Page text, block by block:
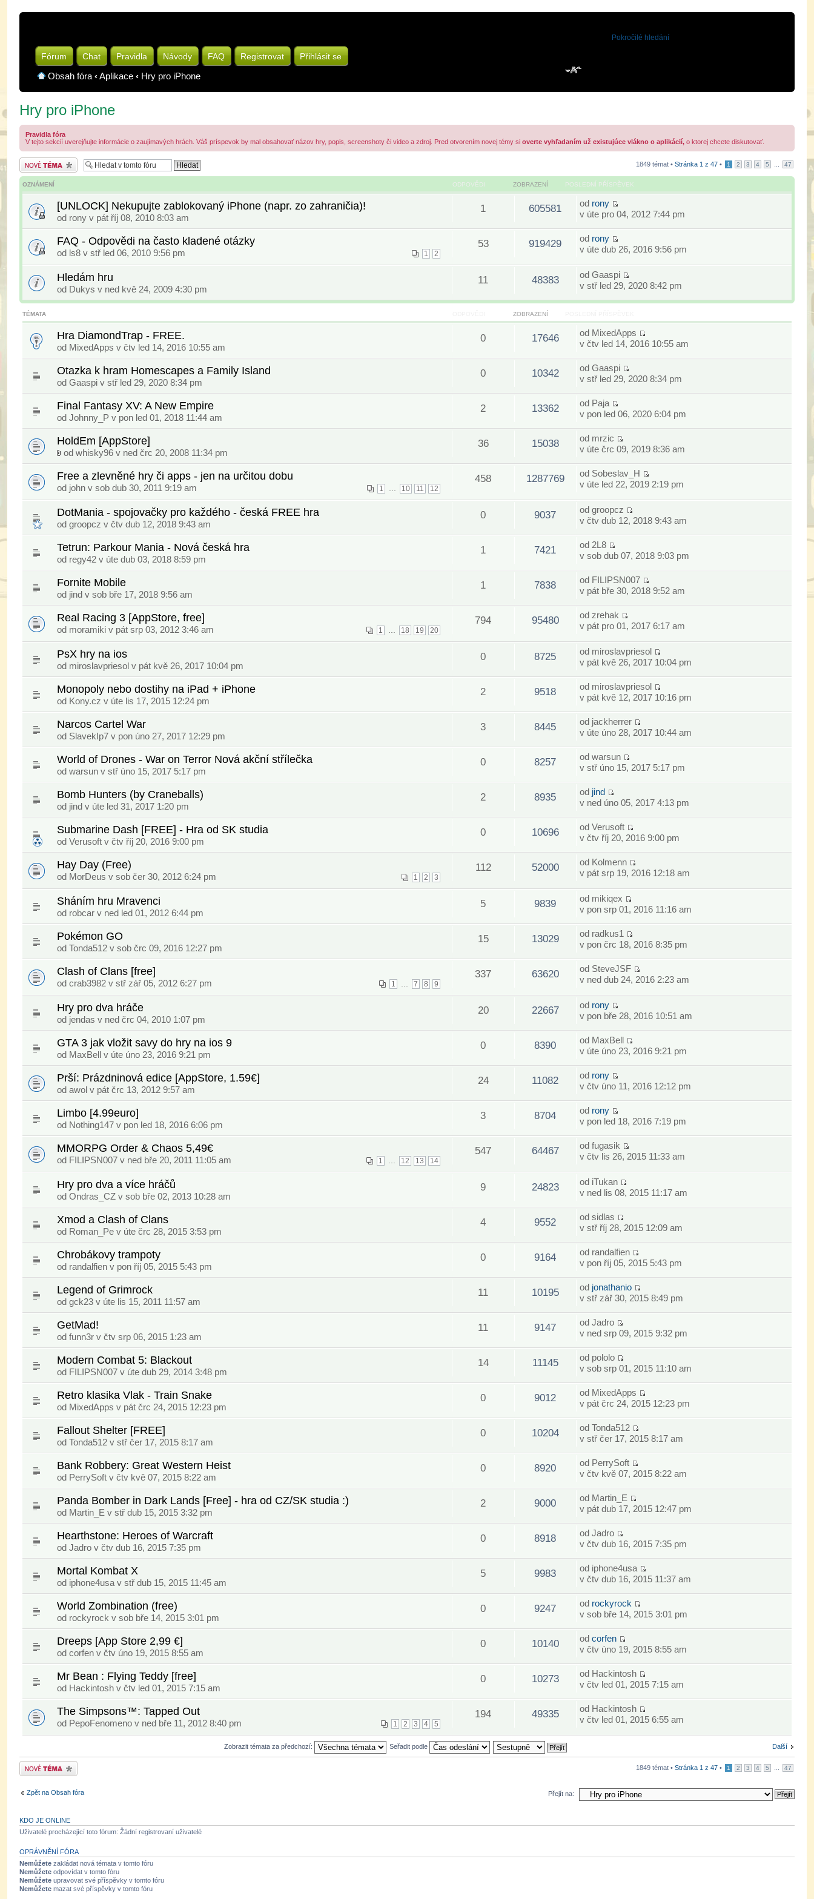
Fórum Chat Pravidla Návody FAQ Registrovat Přihlásit se
Obsah fóra ‹Aplikace ‹ Hry pro iPhone
Pokročilé hledání
Hry pro iPhone
Pravidla fóra
V tejto sekcií uverejňujte informácie o zaujímavých hrách. Váš príspevok by mal obsahovať názov hry, popis, screenshoty či video a zdroj. Pred otvorením novej témy si overte vyhľadaním už existujúce vlákno o aplikácií, o ktorej chcete diskutovať.
Odeslat nové téma 1849 témat • Stránka 1 z 47 • 1 2 3 4 5 47
OZNÁMENÍ ODPOVĚDI ZOBRAZENÍ POSLEDNÍ PŘÍSPĚVEK
[UNLOCK] Nekupujte zablokovaný iPhone (napr. zo zahraničia)!
od rony v pát říj 08, 2010 8:03 am
1 605581 od rony
v úte pro 04, 2012 7:44 pm
FAQ - Odpovědi na často kladené otázky
1 2
od ls8 v stř led 06, 2010 9:56 pm
53 919429 od rony
v úte dub 26, 2016 9:56 pm
Hledám hru
od Dukys v ned kvě 24, 2009 4:30 pm
11 48383 odGaaspi
v stř led 29, 2020 8:42 pm
TÉMATA ZOBRAZENÍ
Hra DiamondTrap - FREE.
od MixedApps v čtv led 14, 2016 10:55 am
0 17646 od MixedApps
v čtv led 14, 2016 10:55 am
Otazka k hram Homescapes a Family Island
od Gaaspi v stř led 29, 2020 8:34 pm
0 10342 odGaaspi
v stř led 29, 2020 8:34 pm
Final Fantasy XV: A New Empire
od Johnny_P v pon led 01, 2018 11:44 am
2 13362 od Paja
v pon led 06, 2020 6:04 pm
HoldEm [AppStore]
od whisky96 v ned črc 20, 2008 11:34 pm
36 15038 od mrzic
v úte črc 09, 2019 8:36 am
Free a zlevněné hry či apps - jen na určitou dobu
1 10 11 12
od john v sob dub 30, 2011 9:19 am
458 1287769 od Sobeslav_H
v úte led 22, 2019 2:19 pm
DotMania - spojovačky pro každého - česká FREE hra
od groopcz v čtv dub 12, 2018 9:43 am
0 9037 odgroopcz
v čtv dub 12, 2018 9:43 am
Tetrun: Parkour Mania - Nová česká hra
od regy42 v úte dub 03, 2018 8:59 pm
1 7421 od 2L8
v sob dub 07, 2018 9:03 pm
Fornite Mobile
od jind v sob bře 17, 2018 9:56 am
1 7838 od FILIPSN007
v pát bře 30, 2018 9:52 am
Real Racing 3 [AppStore, free]
1 18 19 20
od moramiki v pát srp 03, 2012 3:46 am
794 95480 od zrehak
v pát pro 01, 2017 6:17 am
PsX hry na ios
od miroslavpriesol v pát kvě 26, 2017 10:04 pm
0 8725 od miroslavpriesol
v pát kvě 26, 2017 10:04 pm
Monopoly nebo dostihy na iPad + iPhone
od Kony.cz v úte lis 17, 2015 12:24 pm
2 9518 od miroslavpriesol
v pát kvě 12, 2017 10:16 pm
Narcos Cartel War
od SlavekIp7 v pon úno 27, 2017 12:29 pm
3 8445 od jackherrer
v úte úno 28, 2017 10:44 am
World of Drones - War on Terror Nová akční střílečka
od warsun v stř úno 15, 2017 5:17 pm
0 8257 odwarsun
v stř úno 15, 2017 5:17 pm
Bomb Hunters (by Craneballs)
od jind v úte led 31, 2017 1:20 pm
2 8935 od jind
v ned úno 05, 2017 4:13 pm
Submarine Dash [FREE] - Hra od SK studia
od Verusoft v čtv říj 20, 2016 9:00 pm
0 10696 odVerusoft
v čtv říj 20, 2016 9:00 pm
Hay Day (Free)
1 2 3
od MorDeus v sob čer 30, 2012 6:24 pm
112 52000 od Kolmenn
v pát srp 19, 2016 12:18 am
Sháním hru Mravenci
od robcar v ned led 01, 2012 6:44 pm
5 9839 od mikiqex
v pon srp 01, 2016 11:16 am
Pokémon GO
od Tonda512 v sob črc 09, 2016 12:27 pm
15 13029 od radkus1
v pon črc 18, 2016 8:35 pm
Clash of Clans [free]
1 7 8 9
od crab3982 v stř zář 05, 2012 6:27 pm
337 63620 od SteveJSF
v ned dub 24, 2016 2:23 am
Hry pro dva hráče
od jendas v ned črc 04, 2010 1:07 pm
20 22667 od rony
v pon bře 28, 2016 10:51 am
GTA 3 jak vložit savy do hry na ios 9
od MaxBell v úte úno 23, 2016 9:21 pm
0 8390 od MaxBell
v úte úno 23, 2016 9:21 pm
Prší: Prázdninová edice [AppStore, 1.59€]
od awol v pát črc 13, 2012 9:57 am
24 11082 od rony
v čtv úno 11, 2016 12:12 pm
Limbo [4.99euro]
od Nothing147 v pon led 18, 2016 6:06 pm
3 8704 od rony
v pon led 18, 2016 7:19 pm
MMORPG Order & Chaos 5,49€
1 12 13 14
od FILIPSN007 v ned bře 20, 2011 11:05 am
547 64467 odfugasik
v čtv lis 26, 2015 11:33 am
Hry pro dva a více hráčů
od Ondras_CZ v sob bře 02, 2013 10:28 am
9 24823 od iTukan
v ned lis 08, 2015 11:17 am
Xmod a Clash of Clans
od Roman_Pe v úte črc 28, 2015 3:53 pm
4 9552 odsidlas
v stř říj 28, 2015 12:09 am
Chrobákovy trampoty
od randalfien v pon říj 05, 2015 5:43 pm
0 9164 od randalfien
v pon říj 05, 2015 5:43 pm
Legend of Grimrock
od gck23 v úte lis 15, 2011 11:57 am
11 10195 od jonathanio
v stř zář 30, 2015 8:49 pm
GetMad!
od funn3r v čtv srp 06, 2015 1:23 am
11 9147 odJadro
v ned srp 09, 2015 9:32 pm
Modern Combat 5: Blackout
od FILIPSN007 v úte dub 29, 2014 3:48 pm
14 11145 od pololo
v sob srp 01, 2015 11:10 am
Retro klasika Vlak - Train Snake
od MixedApps v pát črc 24, 2015 12:23 pm
0 9012 od MixedApps
v pát črc 24, 2015 12:23 pm
Fallout Shelter [FREE]
od Tonda512 v stř čer 17, 2015 8:17 am
0 10204 odTonda512
v stř čer 17, 2015 8:17 am
Bank Robbery: Great Western Heist
od PerrySoft v čtv kvě 07, 2015 8:22 am
0 8920 od PerrySoft
v čtv kvě 07, 2015 8:22 am
Panda Bomber in Dark Lands [Free] - hra od CZ/SK studia :)
od Martin_E v stř dub 15, 2015 3:32 pm
2 9000 od Martin_E
v pát dub 17, 2015 12:47 pm
Hearthstone: Heroes of Warcraft
od Jadro v čtv dub 16, 2015 7:35 pm
0 8918 odJadro
v čtv dub 16, 2015 7:35 pm
Mortal Kombat X
od iphone4usa v stř dub 15, 2015 11:45 am
5 9983 od iphone4usa
v čtv dub 16, 2015 11:37 am
World Zombination (free)
od rockyrock v sob bře 14, 2015 3:01 pm
0 9247 od rockyrock
v sob bře 14, 2015 3:01 pm
Dreeps [App Store 2,99 €]
od corfen v čtv úno 19, 2015 8:55 am
0 10140 odcorfen
v čtv úno 19, 2015 8:55 am
Mr Bean : Flying Teddy [free]
od Hackintosh v čtv led 01, 2015 7:15 am
0 10273 od Hackintosh
v čtv led 01, 2015 7:15 am
The Simpsons™: Tapped Out
1 2 3 4 5
od PepoFenomeno v ned bře 11, 2012 8:40 pm
194 49335 od Hackintosh
v čtv led 01, 2015 6:55 am
Další
Zobrazit témata za předchozí: Seřadit podle
Odeslat nové téma 1849 témat • Stránka 1 z 47 • 1 2 3 4 5 47
Zpět na Obsah fóra Přejít na:
KDO JE ONLINE
Uživatelé procházející toto fórum: Žádní registrovaní uživatelé
OPRÁVNĚNÍ FÓRA
Nemůžete zakládat nová témata v tomto fóru
Nemůžete odpovídat v tomto fóru
Nemůžete upravovat své příspěvky v tomto fóru
Nemůžete mazat své příspěvky v tomto fóru